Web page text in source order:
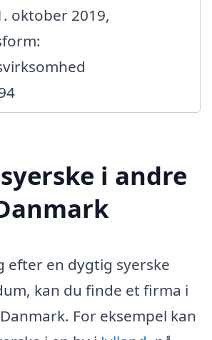
oktober 2019,
i andre
efter en dygtig syerske
kan du finde et firma i
For eksempel kan